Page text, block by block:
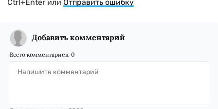
Ctrl+Enter или Отправить ошибку
Добавить комментарий
Всего комментариев: 0